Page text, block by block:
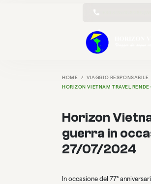
HOME
VIAGGIO RESPONSABILE
HORIZON VIETNAM TRAVEL
Horizon
guerra in
27/07/2024
In occasione del 77°